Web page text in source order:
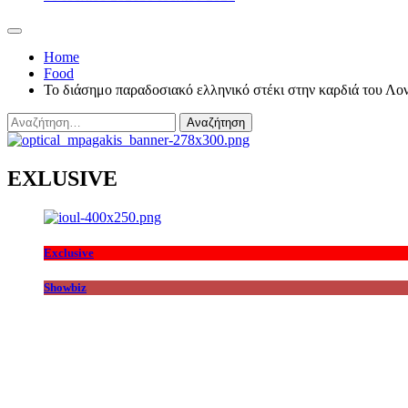
Home
Food
Το διάσημο παραδοσιακό ελληνικό στέκι στην καρδιά του
Αναζήτηση
για:
EXLUSIVE
Exclusive
Showbiz